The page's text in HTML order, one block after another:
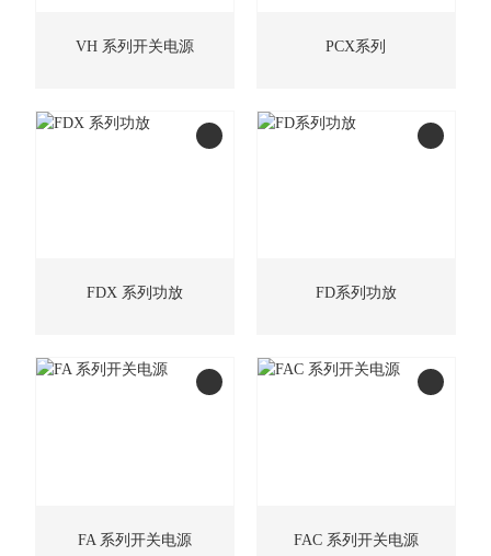
VH 系列开关电源 PCX系列
FDX 系列功放 FD系列功放
FA 系列开关电源 FAC 系列开关电源